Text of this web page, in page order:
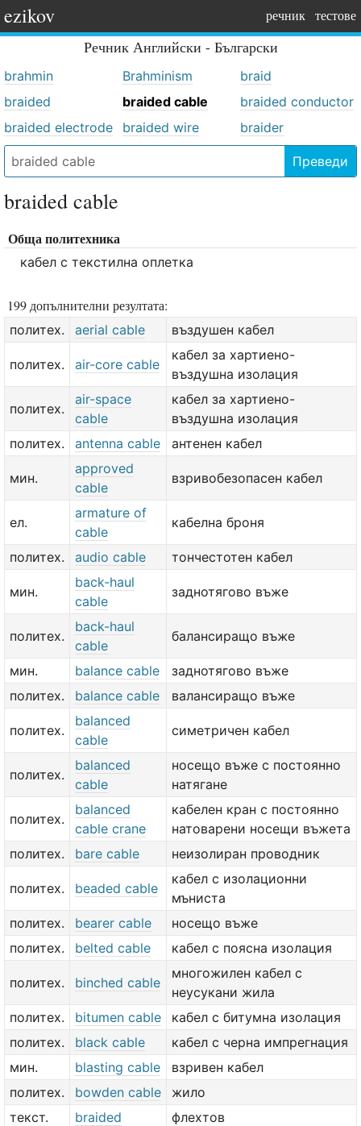
ezikov речник тестове
Речник Английски - Български
brahmin Brahminism
braid
braided
braided cable
braided conductor
braided electrode
braided wire braider
Преведи
braided cable
Обща политехника
кабел с текстилна оплетка
199 допълнителни резултата:
политех. aerial cable въздушен кабел
политех. air-core cable
кабел за хартиено-
въздушна изолация
политех.
air-space
cable
кабел за хартиено-
въздушна изолация
политех.
antenna cable антенен кабел
мин.
approved
cable
взривобезопасен кабел
ел.
armature of
cable
кабелна броня
политех. audio cable тончестотен кабел
мин.
back-haul
cable
заднотягово въже
политех.
back-haul
cable
балансиращо въже
мин. balance cable
заднотягово въже
политех.
balance cable валансиращо въже
политех.
balanced
cable
симетричен кабел
политех.
balanced
cable
носещо въже с постоянно
натягане
политех.
balanced
cable crane
кабелен кран с постоянно
натоварени носещи въжета
политех.
bare cable неизолиран проводник
политех. beaded cable
кабел с изолационни
мъниста
политех.
bearer cable
носещо въже
политех.
belted cable кабел с поясна изолация
политех. binched cable
многожилен кабел с
неусукани жила
политех.
bitumen cable
кабел с битумна изолация
политех.
black cable
кабел с черна импрегнация
мин.
blasting cable
взривен кабел
политех.
bowden cable
жило
текст.
braided флехтов